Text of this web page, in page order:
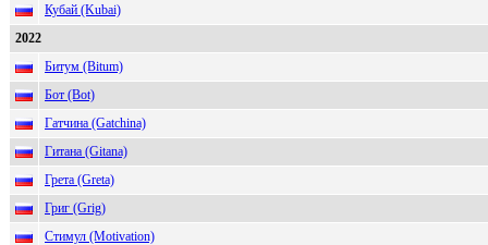
Кубай (Kubai)
2022
Битум (Bitum)
Бот (Bot)
Гатчина (Gatchina)
Гитана (Gitana)
Грета (Greta)
Григ (Grig)
Стимул (Motivation)